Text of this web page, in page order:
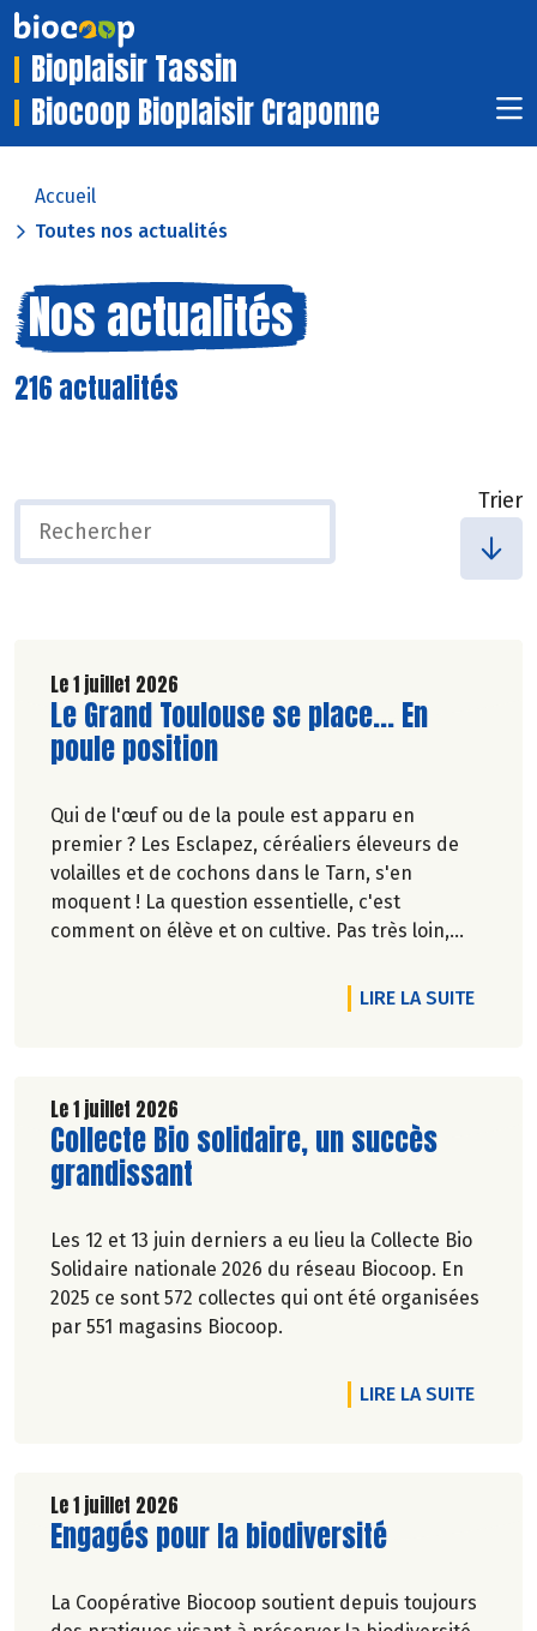
Bioplaisir Tassin
Biocoop Bioplaisir Craponne
Accueil
Toutes nos actualités
Nos actualités
216 actualités
Trier
Le 1 juillet 2026
Lire la suite de l'article
Le Grand Toulouse se place... En
poule position
Qui de l'œuf ou de la poule est apparu en
premier ? Les Esclapez, céréaliers éleveurs de
volailles et de cochons dans le Tarn, s'en
moquent ! La question essentielle, c'est
comment on élève et on cultive. Pas très loin,
est en phase. Comme dans les 19 magasins
Biocoop du Grand Toulouse. Ceux-là et d'autres
territoire. Nous y étions à la fin de l'hiver. Suivez-
nous.
Pascale Solana.
LIRE LA SUITEDE
Le 1 juillet 2026
Lire la suite de l'article
Collecte Bio solidaire, un succès
grandissant
Les 12 et 13 juin derniers a eu lieu la Collecte Bio
Solidaire nationale 2026 du réseau Biocoop. En
2025 ce sont 572 collectes qui ont été organisées
par 551 magasins Biocoop.
LIRE LA SUITEDE
Le 1 juillet 2026
Lire la suite de l'article
Engagés pour la biodiversité
La Coopérative Biocoop soutient depuis toujours